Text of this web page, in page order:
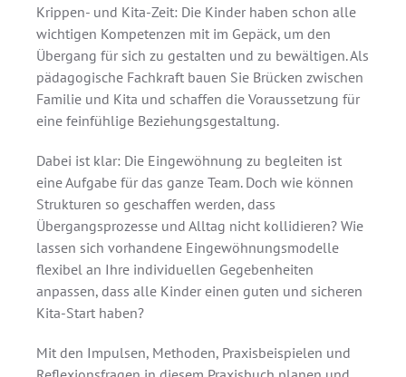
Krippen- und Kita-Zeit: Die Kinder haben schon alle
wichtigen Kompetenzen mit im Gepäck, um den
Übergang für sich zu gestalten und zu bewältigen. Als
pädagogische Fachkraft bauen Sie Brücken zwischen
Familie und Kita und schaffen die Voraussetzung für
eine feinfühlige Beziehungsgestaltung.
Dabei ist klar: Die Eingewöhnung zu begleiten ist
eine Aufgabe für das ganze Team. Doch wie können
Strukturen so geschaffen werden, dass
Übergangsprozesse und Alltag nicht kollidieren? Wie
lassen sich vorhandene Eingewöhnungsmodelle
flexibel an Ihre individuellen Gegebenheiten
anpassen, dass alle Kinder einen guten und sicheren
Kita-Start haben?
Mit den Impulsen, Methoden, Praxisbeispielen und